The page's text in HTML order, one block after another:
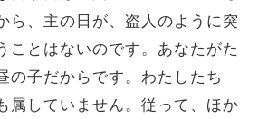
ら、主の日が、盗人のように突
ことはないのです。あなたがた
の子だからです。わたしたち
属していません。従って、ほか